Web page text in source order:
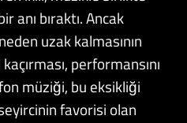
anı bıraktı. Ancak
uzak kalmasının
performansını
müziği, bu eksikliği
favorisi olan